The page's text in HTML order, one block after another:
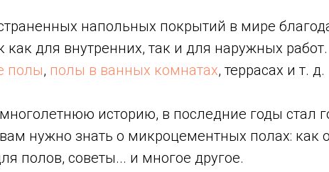
напольных покрытий в мире
для внутренних, так и для наружных
полы, полы в ванных комнатах, террасах и т. д.
историю, в последние годы стал
нужно знать о микроцементных полах: как
полов, советы... и многое другое.